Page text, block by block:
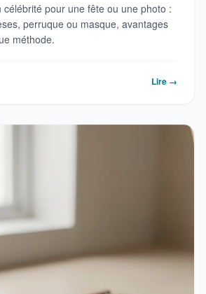
pour une fête ou une photo :
perruque ou masque, avantages
méthode.
Lire →